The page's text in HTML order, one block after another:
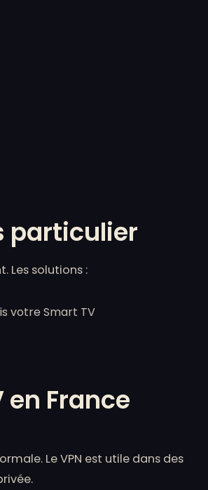
particulier
Les solutions :
votre Smart TV
en France
Le VPN est utile dans des